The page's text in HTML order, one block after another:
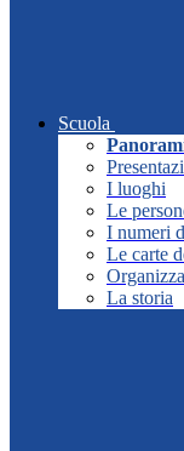
Scuola
I luoghi
Le
I numeri
Le carte
La storia